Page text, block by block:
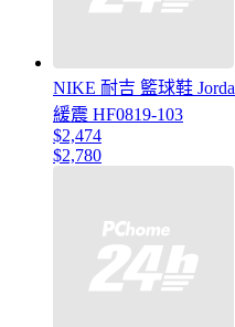
NIKE 耐吉 籃球鞋
緩震 HF0819-103
$2,474
$2,780